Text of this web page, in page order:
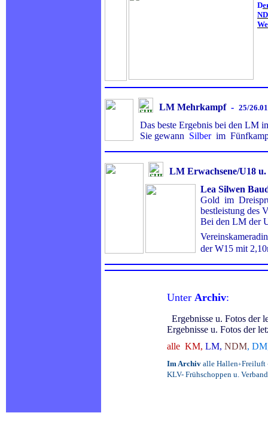
D
LM Mehrkampf - 25/
Das beste Ergebnis bei den LM
Sie gewann Silber im
LM Erwachsene/U18
Lea Silwen
Gold im
bestleistung des
Bei den LM der
der W15 mit
Unter Archiv:
Ergebnisse u. Fotos der
Ergebnisse u. Fotos der
alle KM, LM, NDM,
Im Archiv alle Hallen+Freiluft
KLV- Frühschoppen u.